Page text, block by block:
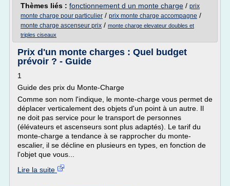
Thèmes liés : fonctionnement d un monte charge / prix
monte charge pour particulier / prix monte charge accompagne /
monte charge ascenseur prix / monte charge elevateur doubles et
triples ciseaux
Prix d'un monte charges : Quel budget
prévoir ? - Guide
1
Guide des prix du Monte-Charge
Comme son nom l'indique, le monte-charge vous permet de
déplacer verticalement des objets d'un point à un autre. Il
ne doit pas service pour le transport de personnes
(élévateurs et ascenseurs sont plus adaptés). Le tarif du
monte-charge a tendance à se rapprocher du monte-
escalier, il se décline en plusieurs en types, en fonction de
l'objet que vous...
Lire la suite